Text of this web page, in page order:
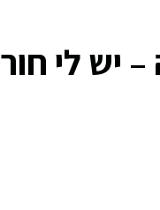
יש לי חור